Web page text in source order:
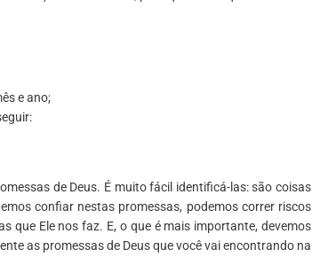
e ano;
de Deus. É muito fácil identificá-las: são coisas
confiar nestas promessas, podemos correr riscos
que Ele nos faz. E, o que é mais importante, devemos
as promessas de Deus que você vai encontrando na